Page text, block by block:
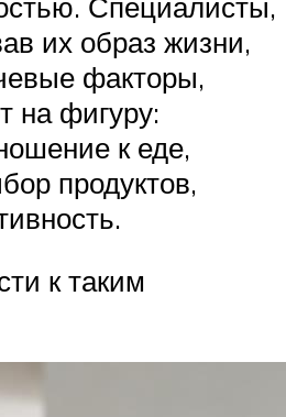
их образ жизни,
факторы,
на фигуру:
к еде,
продуктов,
к таким